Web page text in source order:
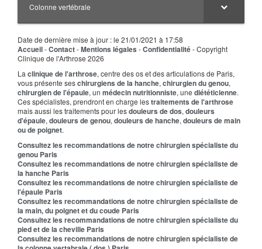
Colonne vertébrale
Date de dernière mise à jour : le 21/01/2021 à 17:58
Accueil-Contact-Mentions légales -Confidentialité- Copyright
Clinique de l'Arthrose 2026
La clinique de l'arthrose, centre des os et des articulations de Paris,
vous présente seschirurgiens de la hanche, chirurgien du genou,
chirurgien de l'épaule, un médecin nutritionniste, une diététicienne.
Ces spécialistes, prendront en charge lestraitements de l'arthrose
mais aussi les traitements pour lesdouleurs de dos, douleurs
d'épaule, douleurs de genou, douleurs de hanche, douleurs de main
ou de poignet.
Consultez les recommandations de notre chirurgien spécialiste du
genou Paris
Consultez les recommandations de notre chirurgien spécialiste de
la hanche Paris
Consultez les recommandations de notre chirurgien spécialiste de
l'épaule Paris
Consultez les recommandations de notre chirurgien spécialiste de
la main, du poignet et du coude Paris
Consultez les recommandations de notre chirurgien spécialiste du
pied et de la cheville Paris
Consultez les recommandations de notre chirurgien spécialiste de